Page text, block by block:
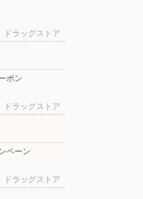
ドラッグストア
ポン
ドラッグストア
ペーン
ドラッグストア